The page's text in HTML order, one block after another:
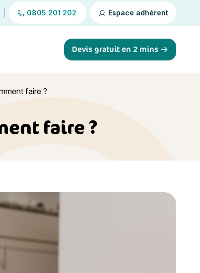
0805 201 202 Espace adhérent
Devis gratuit en 2 mins
faire ?
faire ?